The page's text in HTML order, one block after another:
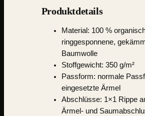
Produktdetails
Material: 100 %
ringgesponnene,
Baumwolle
Stoffgewicht: 350 g/m²
Passform: normale
eingesetzte Ärmel
Abschlüsse: 1×1 Rippe
Ärmel- und